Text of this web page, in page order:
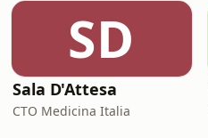
SD
Sala D'Attesa
CTO Medicina Italia